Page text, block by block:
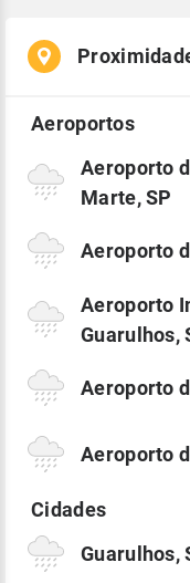
Aeroporto
Marte, SP
Aeroporto
Aeroporto
Guarulhos,
Aeroporto
Aeroporto
Guarulhos,